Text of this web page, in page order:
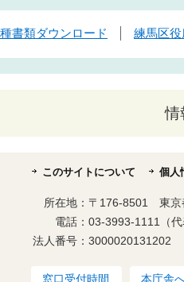
書類ダウンロード 練馬区
情
このサイトについて 個人
所在地： 〒176-8501 東京
電話： 03-3993-1111（代
法人番号： 3000020131202
窓口受付時間 本庁舎